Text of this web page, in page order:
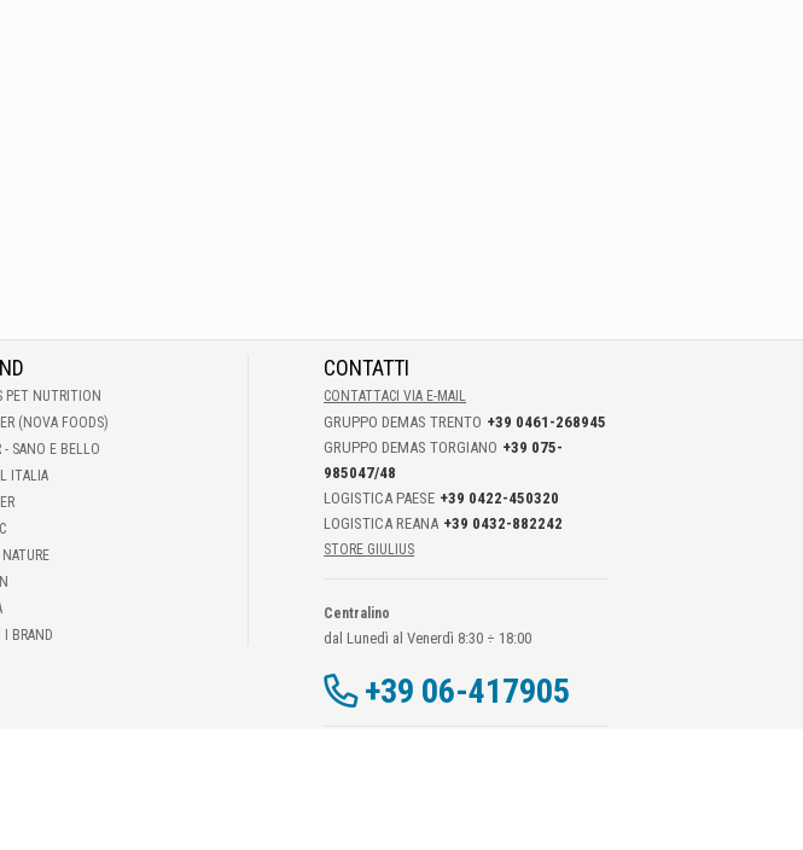
PET NUTRITION
(NOVA FOODS)
- SANO E BELLO
ITALIA
BRAND
CONTATTI
CONTATTACI VIA E-MAIL
GRUPPO DEMAS TRENTO +39 0461-268945
GRUPPO DEMAS TORGIANO +39 075-
985047/48
LOGISTICA PAESE +39 0422-450320
LOGISTICA REANA +39 0432-882242
STORE GIULIUS
Centralino
dal Lunedì al Venerdì 8:30 ÷ 18:00
+39 06-417905